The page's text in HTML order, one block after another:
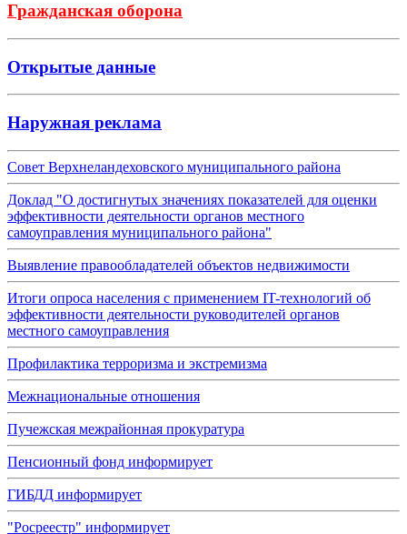
Гражданская оборона
Открытые данные
Наружная реклама
Совет Верхнеландеховского муниципального района
Доклад "О достигнутых значениях показателей для оценки
эффективности деятельности органов местного
самоуправления муниципального района"
Выявление правообладателей объектов недвижимости
Итоги опроса населения с применением IT-технологий об
эффективности деятельности руководителей органов
местного самоуправления
Профилактика терроризма и экстремизма
Межнациональные отношения
Пучежская межрайонная прокуратура
Пенсионный фонд информирует
ГИБДД информирует
"Росреестр" информирует